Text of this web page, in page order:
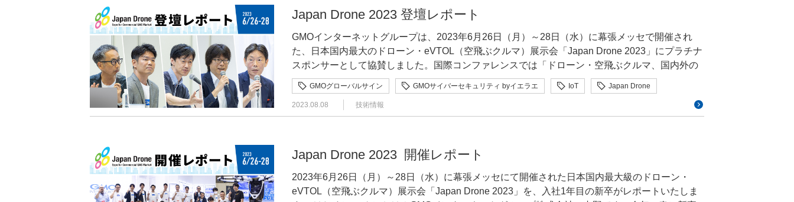
います。内容は似たり寄ったりな面も多くて全部に目を通す必要はないと思います。ざっくり以
セキュリティ部門を巻き込み責任者を任命 現状把握 - 各資産が使う暗号の棚卸し - 影響評価、リ
スク評価、優先順位決め 移行 - 暗号の選定、開発、実装 - パフォーマンステスト モニタリング -
問題ないか？ 私が是非おすすめしたいガイドラインは2つ 脆弱性情報提供で有名なMITREの組
織。割と簡潔。- Post Quantum Cryptography Coalition: Post-Quantum Cryptograpy (PQC)
Migration Roadmap (2025.05)大ボリュームだけどとてもおすすめ。ケース分け、移行フローも秀
逸。背景情報も充実。- オランダ政府: The PQC Migration Handbook(2024.11) 特にPKI、署名関連
ML-DSA、SLH-DSAなどの署名アルゴリズム: 署名や認証のために用いられる 鍵共有については
ドサービスでも既にPQC対応済です。VPN製品などのネットワーク機器なども順次対応製品が出
てくるでしょうし、それを使えばいいだけなので話が簡単です。その一方で、PQC署名アルゴリ
ールするか、規制、技術の両面から政府でも取り組んでいるそうです。 図4 無人航空機の運航
管理（UTM）に関する制度整備の方針 ドローンの運航管理技術だけでなく、性能評価、機体の安
全性評価など、「政府では毎年30億円ほどの予算を使って開発している」と山本氏は説明しまし
た。 図5 次世代空モビリティの社会実装に向けた実現プロジェクト 図6 ReAMo 機体の安全
性能を評価する手法の開発 ドローンに対するサイバー攻撃の脅威 現在、世の中のすべてのものが
インターネットに接続する、いわゆるIoT（モノのインターネット）が広がっており、家電製品だ
けでなくドローンもIoTの1つに数えられます。そうしたインターネットに接続することで便利に
なる反面、危険性も高まっています。 そこで経済産業省でもIoT製品に対するセキュリティ適合
性評価を検討していく考えです。 図7 IoT製品に対するセキュリティ適合性評価制度構築に向け
た検討会について そうした規制の現状に対して、実際の攻撃の現状はどうなっているのでしょう
か。GMOサイバーセキュリティbyイエラエの三村聡志は、ドローンに対するサイバー攻撃の脅威
について次のように説明します。 「ドローンというのは、適切に対策をしないとサイバー攻撃の
名の方にご体験頂いた空飛ぶクルマのVR体験。GMOインターネットグループの本社がある東
京・渋谷から、GMOインターネットTOWERがある用賀まで、小室哲哉氏の楽曲「Internet for
Everyone」をBGMに快適な「GMOエアタクシー」を体感します。最新のVRヘッドセットに身を
包むとなんとそこは渋谷上空。飛行機とはまた違う景色に私も思わず感情が高ぶりました。 未来
の技術は生活を支える身近なインフラへ 「Japan Drone 2024」では研究や実証試験を実施中であ
る多くのドローンが展示されていました。建設業での利用が期待される構造物微破壊検査ドロー
ンや水中ドローンによる橋梁点検。貨物運搬が期待される物資輸送用ドローンや林業資材運搬用
ドローンなど…。社会課題や危険性を回避する重要なインフラとしてもドローンの利活用が進め
られていることが印象的でした。 また、山梨県の展示ブースでは甲府エリアと富士山麓エリアを
で目的地まで一直線！快適な社会を実現するために企業だけでなく自治体も一丸となってドロー
ン利用を進めているのです。 「空」のインフラを整える～日本政府の取り組み 「Japan Drone
2024」会期初日には国際コンファレンスも開催。経済産業省 製造産業局 航空機武器宇宙産業課
次世代空モビリティ政策室 次世代空モビリティ戦略企画調整官 山本 健一 様を招き、「ハッカー
マッチングの場を提供し、社会基盤整備を促すと共に豊かなくらしの実現に向けたスマートシテ
ィの推進に積極的に取り組んでいます。 同時開催展である「次世代エアモビリティEXPO」は
新たな空の移動革命として期待される「空飛ぶクルマ」の社会実装に向けた取り組みの実現を支
援し、新しい産業の創造に貢献することを目指しています。 ドローン・次世代エアモビリティ
の最新テクノロジー、マーケット動向などを国内外のキーパーソンが紹介する国際コンファレン
スでは専門展だからこそ聴講できるプログラムとなっていて、近未来へのヒントを発信していま
す。 出展概要 日 時：2024年6月5日（水）～7日（金）10:00～17:00 会 場：幕張メッセ（展
示ホール5・6）千葉県千葉市美浜区中瀬2-1 主 催：一般社団法人日本UAS産業振興協議会
式HP：https://ssl.japan-drone.com/index.html 詳 細：https://www.gmo.jp/news/article/8950/ ブー
ス展示の見どころ 来たる「空飛ぶクルマの世界」をVRで体感！ ブース内にVR体験を設置！空飛
ぶクルマに乗り込み、GMOインターネットグループの本社がある東京・渋谷から、GMOインタ
ーネットTOWERがある用賀へ飛行します。VR映像では、東京の街並みを空からご覧いただき、
Japan Drone 2023 登壇レポート
GMOインターネットグループは、2023年6月26日（月）～28日（水）に幕張メッセで開催され
た、日本国内最大のドローン・eVTOL（空飛ぶクルマ）展示会「Japan Drone 2023」にプラチナ
スポンサーとして協賛しました。国際コンファレンスでは「ドローン・空飛ぶクルマ、国内外の
制度整備・技術開発から考える空の安全」と題したパネルディスカッションを開催しました。国
内外の制度整備の状況、必要な制度や技術など、幅広い観点でディスカッションが行われまし
た。その模様をお届けします。 登壇者 経済産業省​ 製造産業局 航空機武器宇宙産業課 次世代
室長浅野 昌和GMOサイバーセキュリティ by イエラエ株式会社 代表取締役牧田​ 誠 ドローンと
空飛ぶクルマを巡る制度整備の現状 まずは最初に、ドローン・空飛ぶクルマの制度整備の状況に
ついて、国土交通省の保坂氏が説明をします。 ドローンに関しては小型無人機に係る環境整備に
向けた官民協議会の下にワーキンググループなどを設置して検討が進められています。そこで
GMOグローバルサイン GMOサイバーセキュリティ byイエラエ IoT Japan Drone
2023.08.08 技術情報
Japan Drone 2023 開催レポート
2023年6月26日（月）～28日（水）に幕張メッセにて開催された日本国内最大級のドローン・
eVTOL（空飛ぶクルマ）展示会「Japan Drone 2023」を、入社1年目の新卒がレポートいたしま